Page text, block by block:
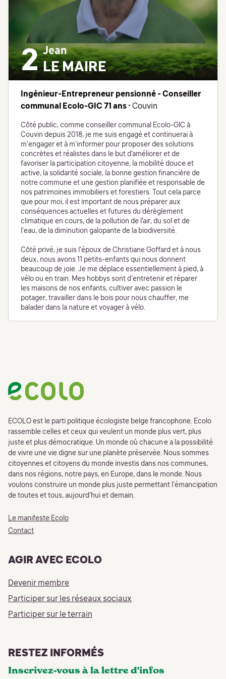
2 Jean
LE MAIRE
Ingénieur-Entrepreneur pensionné - Conseiller
communal Ecolo-GIC 71 ans • Couvin
Côté public, comme conseiller communal Ecolo-GIC à
Couvin depuis 2018, je me suis engagé et continuerai à
m'engager et à m'informer pour proposer des solutions
concrètes et réalistes dans le but d'améliorer et de
favoriser la participation citoyenne, la mobilité douce et
active, la solidarité sociale, la bonne gestion financière de
notre commune et une gestion planifiée et responsable de
nos patrimoines immobiliers et forestiers. Tout cela parce
que pour moi, il est important de nous préparer aux
conséquences actuelles et futures du dérèglement
climatique en cours, de la pollution de l'air, du sol et de
l'eau, de la diminution galopante de la biodiversité.
Côté privé, je suis l'époux de Christiane Goffard et à nous
deux, nous avons 11 petits-enfants qui nous donnent
beaucoup de joie. Je me déplace essentiellement à pied, à
vélo ou en train. Mes hobbys sont d'entretenir et réparer
les maisons de nos enfants, cultiver avec passion le
potager, travailler dans le bois pour nous chauffer, me
balader dans la nature et voyager à vélo.
ECOLO est le parti politique écologiste belge francophone. Ecolo
rassemble celles et ceux qui veulent un monde plus vert, plus
juste et plus démocratique. Un monde où chacun·e a la possibilité
de vivre une vie digne sur une planète préservée. Nous sommes
citoyennes et citoyens du monde investis dans nos communes,
dans nos régions, notre pays, en Europe, dans le monde. Nous
voulons construire un monde plus juste permettant l’émancipation
de toutes et tous, aujourd’hui et demain.
Le manifeste Ecolo
Contact
AGIR AVEC ECOLO
Devenir membre
Participer sur les réseaux sociaux
Participer sur le terrain
RESTEZ INFORMÉS
Inscrivez-vous à la lettre d'infos